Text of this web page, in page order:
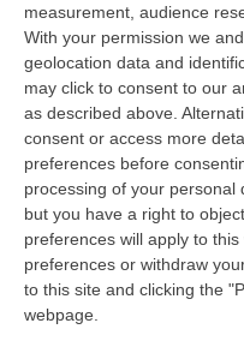
measurement, audience
With your permission we
geolocation data and
may click to consent to our
as described above.
consent or access more
preferences before
processing of your personal
but you have a right to
preferences will apply to
preferences or withdraw
to this site and clicking the
webpage.
Clicca e segui “Corriere
CATANZARO